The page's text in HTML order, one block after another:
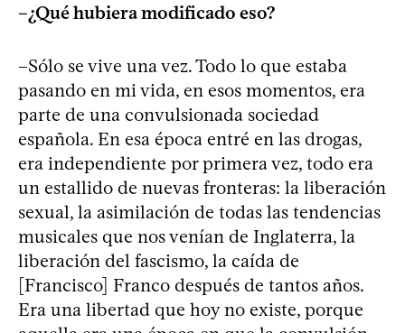
–¿Qué hubiera modificado eso?
–Sólo se vive una vez. Todo lo que estaba
pasando en mi vida, en esos momentos, era
parte de una convulsionada sociedad
española. En esa época entré en las drogas,
era independiente por primera vez, todo era
un estallido de nuevas fronteras: la liberación
sexual, la asimilación de todas las tendencias
musicales que nos venían de Inglaterra, la
liberación del fascismo, la caída de
[Francisco] Franco después de tantos años.
Era una libertad que hoy no existe, porque